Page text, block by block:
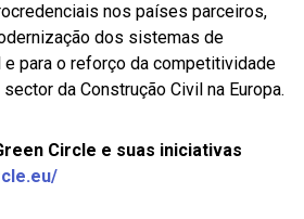
nos países parceiros,
dos sistemas de
para o reforço da competitividade
da Construção Civil na Europa.
Circle e suas iniciativas